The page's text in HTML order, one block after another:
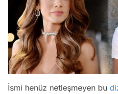
İsmi henüz netleşmeyen bu